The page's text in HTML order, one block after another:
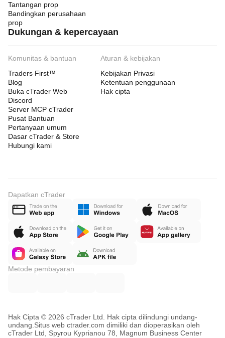
Tantangan prop
Bandingkan perusahaan
prop
Dukungan & kepercayaan
Komunitas & bantuan
Traders First™
Blog
Buka cTrader Web
Discord
Server MCP cTrader
Pusat Bantuan
Pertanyaan umum
Dasar cTrader & Store
Hubungi kami
Aturan & kebijakan
Kebijakan Privasi
Ketentuan penggunaan
Hak cipta
Dapatkan cTrader
Metode pembayaran
Hak Cipta © 2026 cTrader Ltd. Hak cipta dilindungi undang-
undang. Situs web ctrader.com dimiliki dan dioperasikan oleh
cTrader Ltd, Spyrou Kyprianou 78, Magnum Business Center